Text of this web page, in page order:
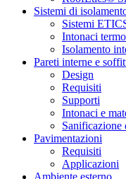
Sistemi di
Sistemi
Intonaci
Isolamento
Pareti interne e
Design
Requisiti
Supporti
Intonaci e
Sanificazione
Pavimentazioni
Requisiti
Applicazioni
Ambiente esterno